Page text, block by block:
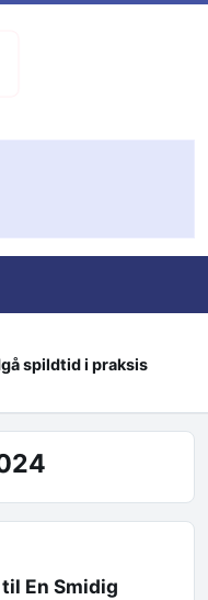
spildtid i praksis
En Smidig